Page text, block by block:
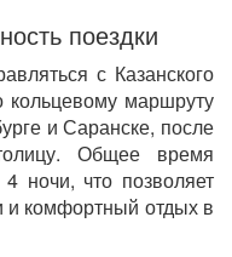
поездки
с Казанского
кольцевому маршруту
и Саранске, после
Общее время
ночи, что позволяет
и комфортный отдых в